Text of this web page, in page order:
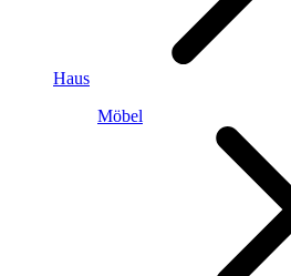
Haus
Möbel